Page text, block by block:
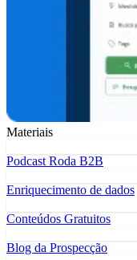
Materiais
Podcast Roda B2B
Enriquecimento de dados
Conteúdos Gratuitos
Blog da Prospecção